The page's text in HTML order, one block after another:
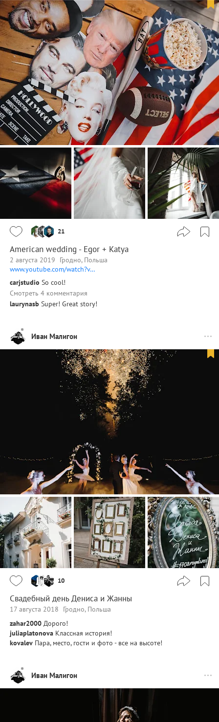
21
American wedding - Egor + Katya
2 августа 2019
Гродно, Польша
www.youtube.com/watch?v…
carjstudio So cool!
Смотреть 4 комментария
laurynasb Super! Great story!
Иван Малигон
10
Свадебный день Дениса и Жанны
17 августа 2018
Гродно, Польша
zahar2000 Дорого!
juliaplatonova Классная история!
kovalev Пара, место, гости и фото - все на высоте!
Иван Малигон